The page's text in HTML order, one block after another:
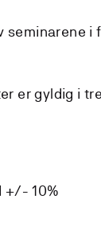
seminarene i
er gyldig i
+/- 10%